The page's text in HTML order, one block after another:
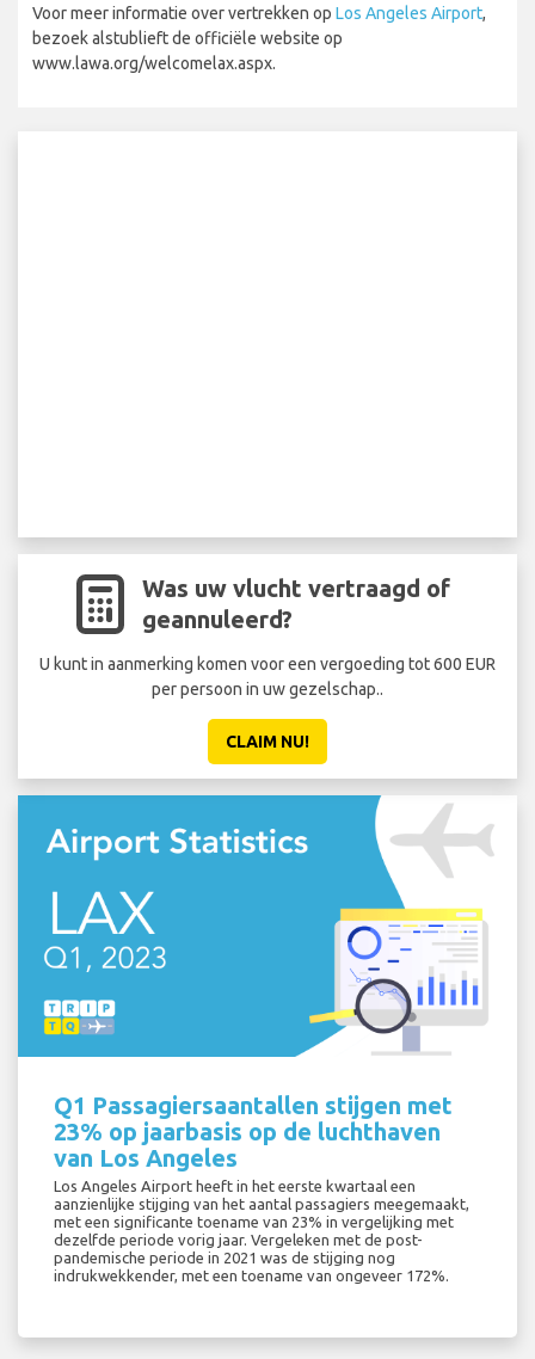
Voor meer informatie over vertrekken op Los Angeles Airport,
bezoek alstublieft de officiële website op
www.lawa.org/welcomelax.aspx.
Was uw vlucht vertraagd of
geannuleerd?
U kunt in aanmerking komen voor een vergoeding tot 600 EUR
per persoon in uw gezelschap..
CLAIM NU!
Q1 Passagiersaantallen stijgen met
23% op jaarbasis op de luchthaven
van Los Angeles
Los Angeles Airport heeft in het eerste kwartaal een
aanzienlijke stijging van het aantal passagiers meegemaakt,
met een significante toename van 23% in vergelijking met
dezelfde periode vorig jaar. Vergeleken met de post-
pandemische periode in 2021 was de stijging nog
indrukwekkender, met een toename van ongeveer 172%.